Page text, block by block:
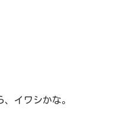
イワシかな。